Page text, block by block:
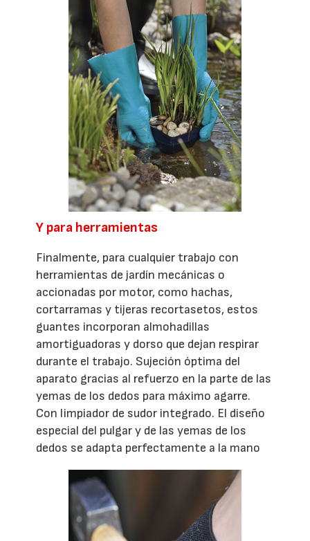
Y para herramientas
Finalmente, para cualquier trabajo con
herramientas de jardín mecánicas o
accionadas por motor, como hachas,
cortarramas y tijeras recortasetos, estos
guantes incorporan almohadillas
amortiguadoras y dorso que dejan respirar
durante el trabajo. Sujeción óptima del
aparato gracias al refuerzo en la parte de las
yemas de los dedos para máximo agarre.
Con limpiador de sudor integrado. El diseño
especial del pulgar y de las yemas de los
dedos se adapta perfectamente a la mano